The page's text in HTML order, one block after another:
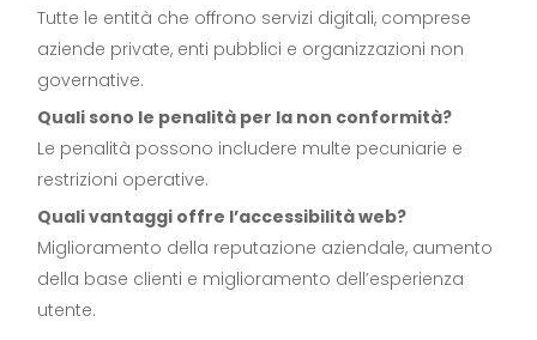
Tutte le entità che offrono servizi digitali, comprese
aziende private, enti pubblici e organizzazioni non
governative.
Quali sono le penalità per la non conformità?
Le penalità possono includere multe pecuniarie e
restrizioni operative.
Quali vantaggi offre l’accessibilità web?
Miglioramento della reputazione aziendale, aumento
della base clienti e miglioramento dell’esperienza
utente.